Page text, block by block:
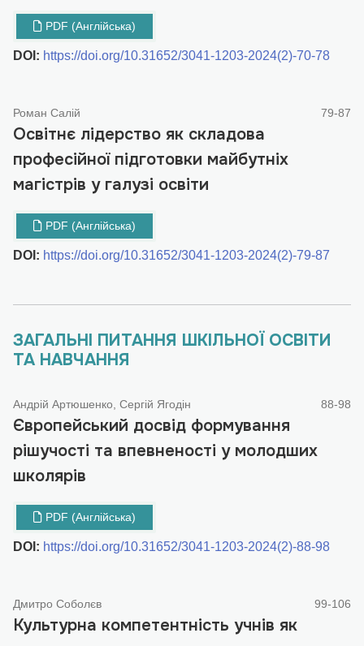
PDF (Англійська)
DOI: https://doi.org/10.31652/3041-1203-2024(2)-70-78
Роман Салій 79-87
Освітнє лідерство як складова
професійної підготовки майбутніх
магістрів у галузі освіти
PDF (Англійська)
DOI: https://doi.org/10.31652/3041-1203-2024(2)-79-87
ЗАГАЛЬНІ ПИТАННЯ ШКІЛЬНОЇ ОСВІТИ
ТА НАВЧАННЯ
Андрій Артюшенко, Сергій Ягодін 88-98
Європейський досвід формування
рішучості та впевненості у молодших
школярів
PDF (Англійська)
DOI: https://doi.org/10.31652/3041-1203-2024(2)-88-98
Дмитро Соболєв 99-106
Культурна компетентність учнів як